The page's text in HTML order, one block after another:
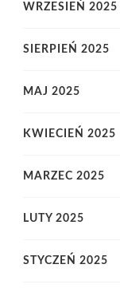
WRZESIEŃ 2025
SIERPIEŃ 2025
MAJ 2025
KWIECIEŃ 2025
MARZEC 2025
LUTY 2025
STYCZEŃ 2025